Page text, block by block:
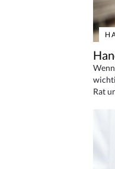
Rat